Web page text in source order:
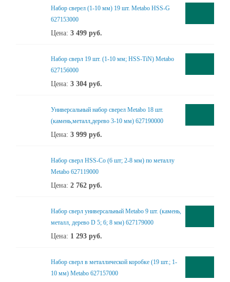
Набор сверел (1-10 мм) 19 шт. Metabo HSS-G
627153000
Цена: 3 499 руб.
Набор сверл 19 шт. (1-10 мм; HSS-TiN) Metabo
627156000
Цена: 3 304 руб.
Универсальный набор сверел Metabo 18 шт.
(камень,металл,дерево 3-10 мм) 627190000
Цена: 3 999 руб.
Набор сверл HSS-Co (6 шт; 2-8 мм) по металлу
Metabo 627119000
Цена: 2 762 руб.
Набор сверл универсальный Metabo 9 шт. (камень,
металл, дерево D 5; 6; 8 мм) 627179000
Цена: 1 293 руб.
Набор сверл в металлической коробке (19 шт.; 1-
10 мм) Metabo 627157000